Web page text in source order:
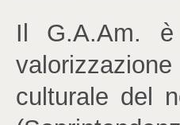
Il G.A.Am.
culturale del